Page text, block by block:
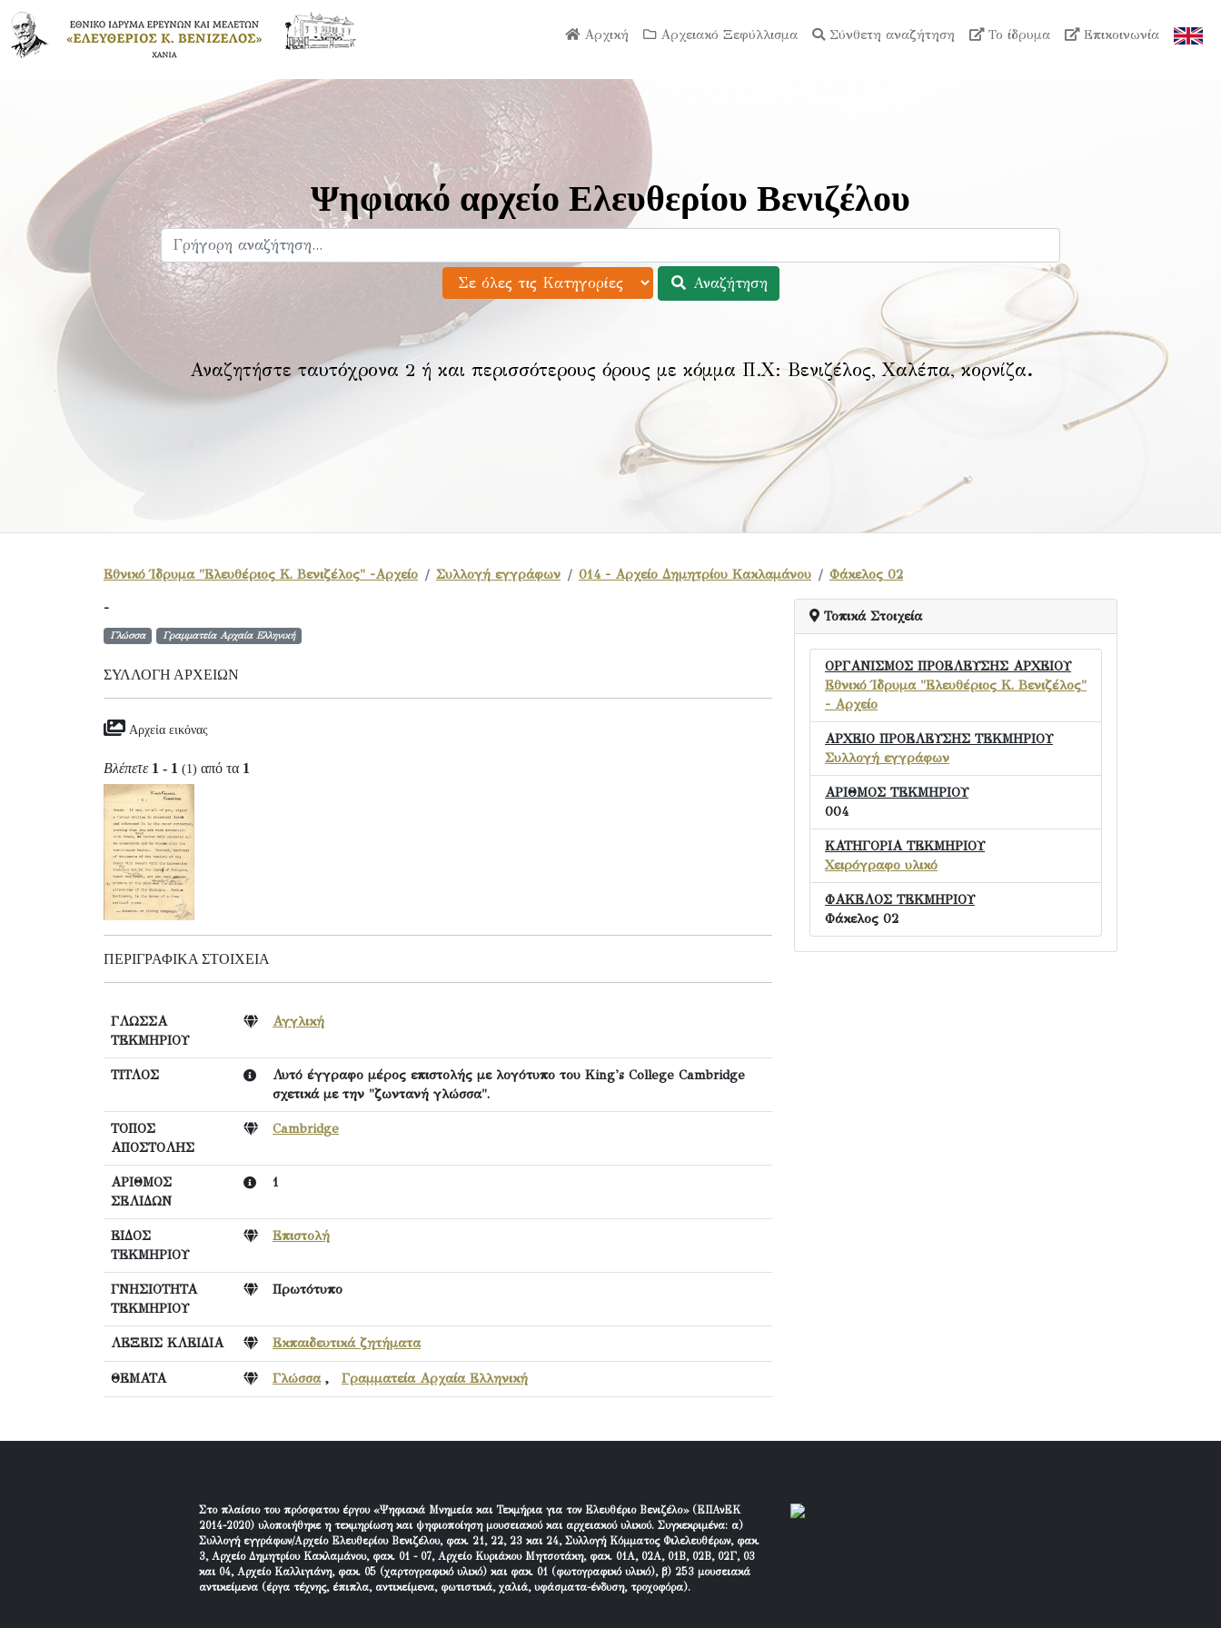
Αρχική Αρχειακό Ξεφύλλισμα Σύνθετη αναζήτηση Το ίδρυμα Επικοινωνία
Ψηφιακό αρχείο Ελευθερίου Βενιζέλου
Αναζήτηση
Αναζητήστε ταυτόχρονα 2 ή και περισσότερους όρους με κόμμα Π.Χ: Βενιζέλος, Χαλέπα, κορνίζα.
Εθνικό Ίδρυμα "Ελευθέριος Κ. Βενιζέλος" -Αρχείο Συλλογή εγγράφων 014 - Αρχείο Δημητρίου Κακλαμάνου Φάκελος 02
-
Γλώσσα Γραμματεία Αρχαία Ελληνική
ΣΥΛΛΟΓΉ ΑΡΧΕΊΩΝ
Αρχεία εικόνας
Βλέπετε 1 - 1 (1) από τα 1
ΠΕΡΙΓΡΑΦΙΚΆ ΣΤΟΙΧΕΊΑ
ΓΛΩΣΣΑ
ΤΕΚΜΗΡΙΟΥ
Αγγλική
ΤΙΤΛΟΣ
Λυτό έγγραφο μέρος επιστολής με λογότυπο του King's College Cambridge
σχετικά με την "ζωντανή γλώσσα".
ΤΟΠΟΣ
ΑΠΟΣΤΟΛΗΣ
Cambridge
ΑΡΙΘΜΟΣ
ΣΕΛΙΔΩΝ
1
ΕΙΔΟΣ
ΤΕΚΜΗΡΙΟΥ
Επιστολή
ΓΝΗΣΙΟΤΗΤΑ
ΤΕΚΜΗΡΙΟΥ
Πρωτότυπο
ΛΕΞΕΙΣ ΚΛΕΙΔΙΑ Εκπαιδευτικά ζητήματα
ΘΕΜΑΤΑ Γλώσσα, Γραμματεία Αρχαία Ελληνική
Τοπικά Στοιχεία
ΟΡΓΑΝΙΣΜΟΣ ΠΡΟΕΛΕΥΣΗΣ ΑΡΧΕΙΟΥ
Εθνικό Ίδρυμα "Ελευθέριος Κ. Βενιζέλος"
- Αρχείο
ΑΡΧΕΙΟ ΠΡΟΕΛΕΥΣΗΣ ΤΕΚΜΗΡΙΟΥ
Συλλογή εγγράφων
ΑΡΙΘΜΟΣ ΤΕΚΜΗΡΙΟΥ
004
ΚΑΤΗΓΟΡΙΑ ΤΕΚΜΗΡΙΟΥ
Χειρόγραφο υλικό
ΦΑΚΕΛΟΣ ΤΕΚΜΗΡΙΟΥ
Φάκελος 02
Στο πλαίσιο του πρόσφατου έργου «Ψηφιακά Μνημεία και Τεκμήρια για τον Ελευθέριο Βενιζέλο» (ΕΠΑνΕΚ
2014-2020) υλοποιήθηκε η τεκμηρίωση και ψηφιοποίηση μουσειακού και αρχειακού υλικού. Συγκεκριμένα: α)
Συλλογή εγγράφων/Αρχείο Ελευθερίου Βενιζέλου, φακ. 21, 22, 23 και 24, Συλλογή Κόμματος Φιλελευθέρων, φακ.
3, Αρχείο Δημητρίου Κακλαμάνου, φακ. 01 - 07, Αρχείο Κυριάκου Μητσοτάκη, φακ. 01Α, 02Α, 01Β, 02Β, 02Γ, 03
και 04, Αρχείο Καλλιγιάνη, φακ. 05 (χαρτογραφικό υλικό) και φακ. 01 (φωτογραφικό υλικό), β) 253 μουσειακά
αντικείμενα (έργα τέχνης, έπιπλα, αντικείμενα, φωτιστικά, χαλιά, υφάσματα-ένδυση, τροχοφόρα).